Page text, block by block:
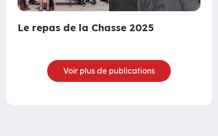
Le repas de la Chasse 2025
Voir plus de publications